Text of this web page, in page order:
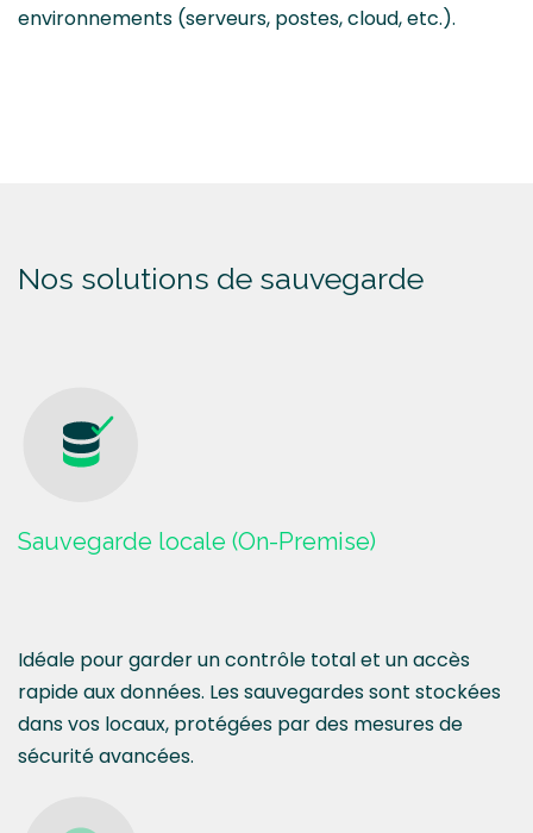
environnements (serveurs, postes, cloud, etc.).
Nos solutions de sauvegarde
Sauvegarde locale (On-Premise)
Idéale pour garder un contrôle total et un accès
rapide aux données. Les sauvegardes sont stockées
dans vos locaux, protégées par des mesures de
sécurité avancées.